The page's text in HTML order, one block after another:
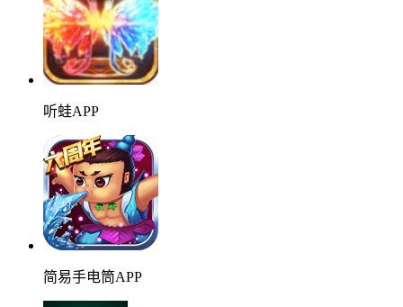
听蛙APP
简易手电筒APP